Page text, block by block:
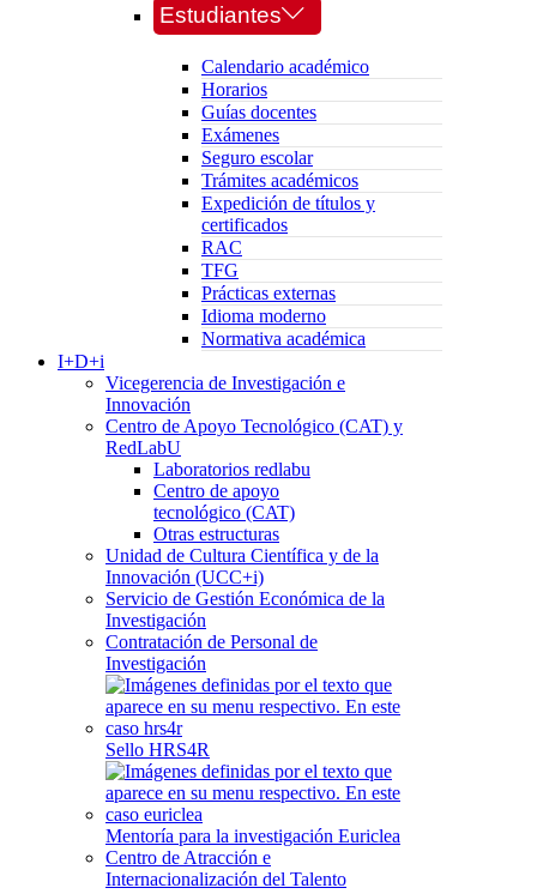
Estudiantes
Calendario académico
Horarios
Guías docentes
Exámenes
Seguro escolar
Trámites académicos
Expedición de títulos y
certificados
RAC
TFG
Prácticas externas
Idioma moderno
Normativa académica
I+D+i
Vicegerencia de Investigación e
Innovación
Centro de Apoyo Tecnológico (CAT) y
RedLabU
Laboratorios redlabu
Centro de apoyo
tecnológico (CAT)
Otras estructuras
Unidad de Cultura Científica y de la
Innovación (UCC+i)
Servicio de Gestión Económica de la
Investigación
Contratación de Personal de
Investigación
Sello HRS4R
Mentoría para la investigación Euriclea
Centro de Atracción e
Internacionalización del Talento